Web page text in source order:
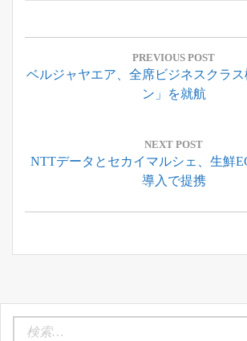
投
ナ
シ
ン
PREVIOUS POST
Previous
ベルジャヤエア、全席ビジネスクラス
ン」を就航
NEXT POST
Next
NTTデータとセカイマルシェ、生鮮
導入で提携